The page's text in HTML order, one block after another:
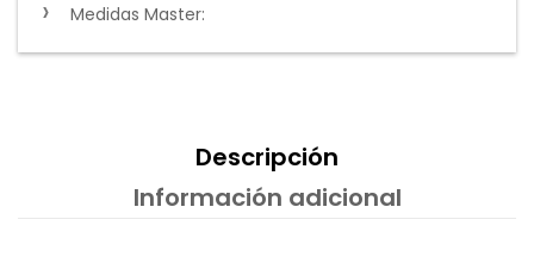
Medidas Master:
Descripción
Información adicional